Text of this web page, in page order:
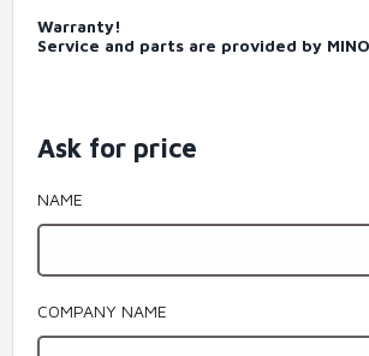
Warranty!
Service and parts are provided by
Ask for price
NAME
COMPANY NAME